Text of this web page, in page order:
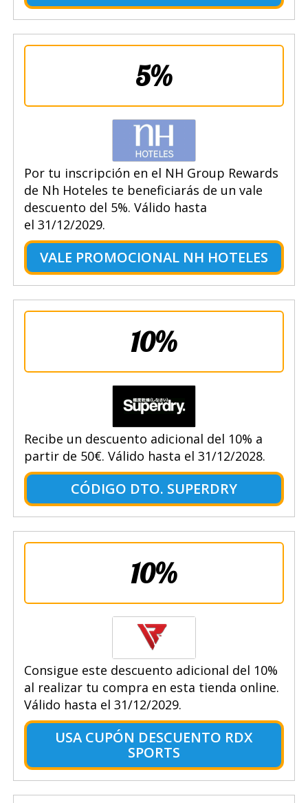
5%
Por tu inscripción en el NH Group Rewards
de Nh Hoteles te beneficiarás de un vale
descuento del 5%. Válido hasta
el 31/12/2029.
VALE PROMOCIONAL NH HOTELES
10%
Recibe un descuento adicional del 10% a
partir de 50€. Válido hasta el 31/12/2028.
CÓDIGO DTO. SUPERDRY
10%
Consigue este descuento adicional del 10%
al realizar tu compra en esta tienda online.
Válido hasta el 31/12/2029.
USA CUPÓN DESCUENTO RDX
SPORTS